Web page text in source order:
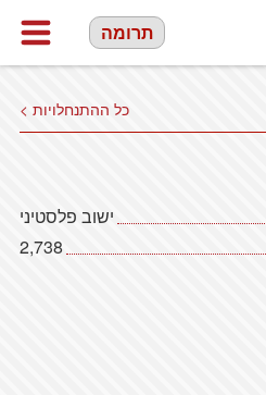
תרומה
כל ההתנחלויות >
ישוב פלסטיני
2,738